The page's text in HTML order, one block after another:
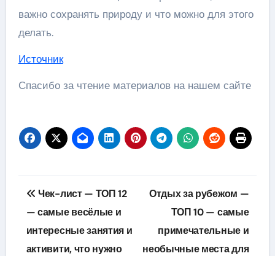
важно сохранять природу и что можно для этого
делать.
Источник
Спасибо за чтение материалов на нашем сайте
Навигация
по
записям
Чек-лист — ТОП 12
— самые весёлые и
интересные занятия и
активити, что нужно
Отдых за рубежом —
ТОП 10 — самые
примечательные и
необычные места для